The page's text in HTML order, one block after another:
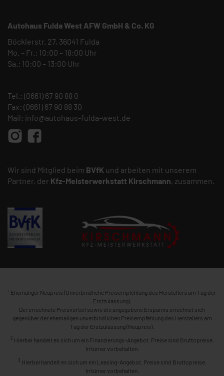
Autohaus Fulda West AFW GmbH & Co. KG
Böcklerstr. 27, 36041 Fulda
Mo. – Fr.: 10:00 – 18:00 Uhr
Sa.: 10:00 – 13:00 Uhr
Tel.: (0661) 67 90 88 0
Fax: (0661) 67 90 88 30
Mail: info@autohaus-fulda-west.de
Wir sind Mitglied beim BVfK und arbeiten mit unserem
Partner, der Kfz-Meisterwerkstatt Kirschmann, zusammen.
1 Ehemaliger Neupreis (Unverbindliche Preisempfehlung des Herstellers am Tag der
Erstzulassung).
Der errechnete Preisvorteil sowie die angegebene Ersparnis errechnet sich
gegenüber der ehemaligen unverbindlichen Preisempfehlung des Herstellers am
Tag der Erstzulassung (Neupreis).
2 Hierbei handelt es sich um ein Finanzierungs-Angebot. Preise sind Bruttopreise.
Irrtümer vorbehalten.
3 Hierbei handelt es sich um ein Leasing-Angebot. Preise sind Bruttopreise.
Irrtümer vorbehalten.